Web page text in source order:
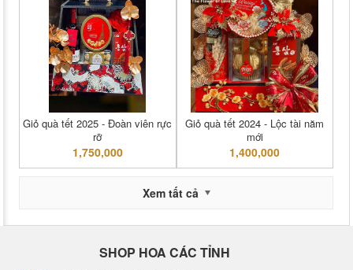
Giỏ quà tết 2025 - Đoàn viên rực
rỡ
1,750,000
Giỏ quà tết 2024 - Lộc tài năm
mới
1,400,000
Xem tất cả
SHOP HOA CÁC TỈNH